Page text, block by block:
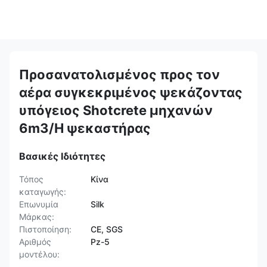
Προσανατολισμένος προς τον
αέρα συγκεκριμένος ψεκάζοντας
υπόγειος Shotcrete μηχανών
6m3/H ψεκαστήρας
Βασικές Ιδιότητες
Τόπος
καταγωγής:
Κίνα
Επωνυμία
Μάρκας:
Silk
Πιστοποίηση:
CE, SGS
Αριθμός
μοντέλου:
Pz-5